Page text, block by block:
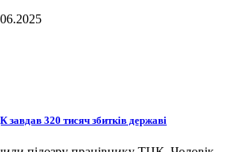
320 тисяч збитків державі